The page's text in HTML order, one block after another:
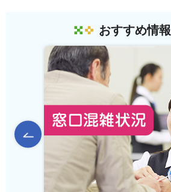
おすすめ情報
前のスライドを表示